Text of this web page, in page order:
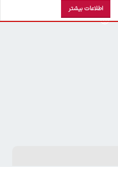
اطلاعات بیشتر